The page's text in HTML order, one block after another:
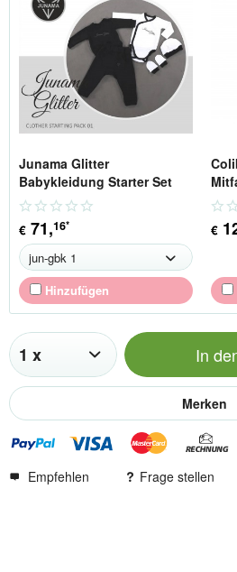
Junama Glitter
Babykleidung Starter Set
Gr.62
€ 71,16*
Hinzufügen
€
In
Merken
Empfehlen Frage stellen